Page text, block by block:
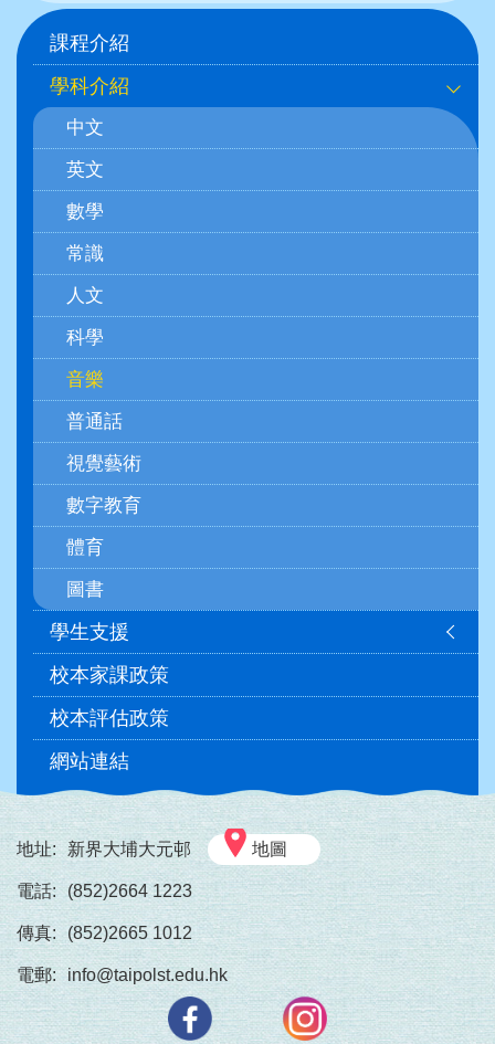
Main
navigation
(學
科)
課程介紹
學科介紹
中文
英文
數學
常識
人文
科學
音樂
普通話
視覺藝術
數字教育
體育
圖書
學生支援
校本家課政策
校本評估政策
網站連結
地址: 新界大埔大元邨 地圖
電話: (852)2664 1223
傳真: (852)2665 1012
電郵: info@taipolst.edu.hk